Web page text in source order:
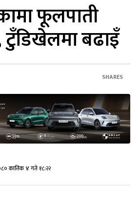
फूलपाती
टुँडिखेलमा बढाइँ
SHARES
कात्तिक ४ गते १८:२२